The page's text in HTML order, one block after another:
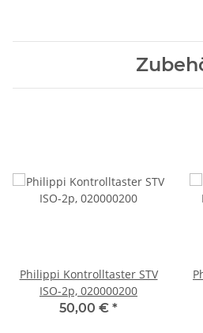
Philippi Kontrolltaster STV
ISO-2p, 020000200
50,00 € *